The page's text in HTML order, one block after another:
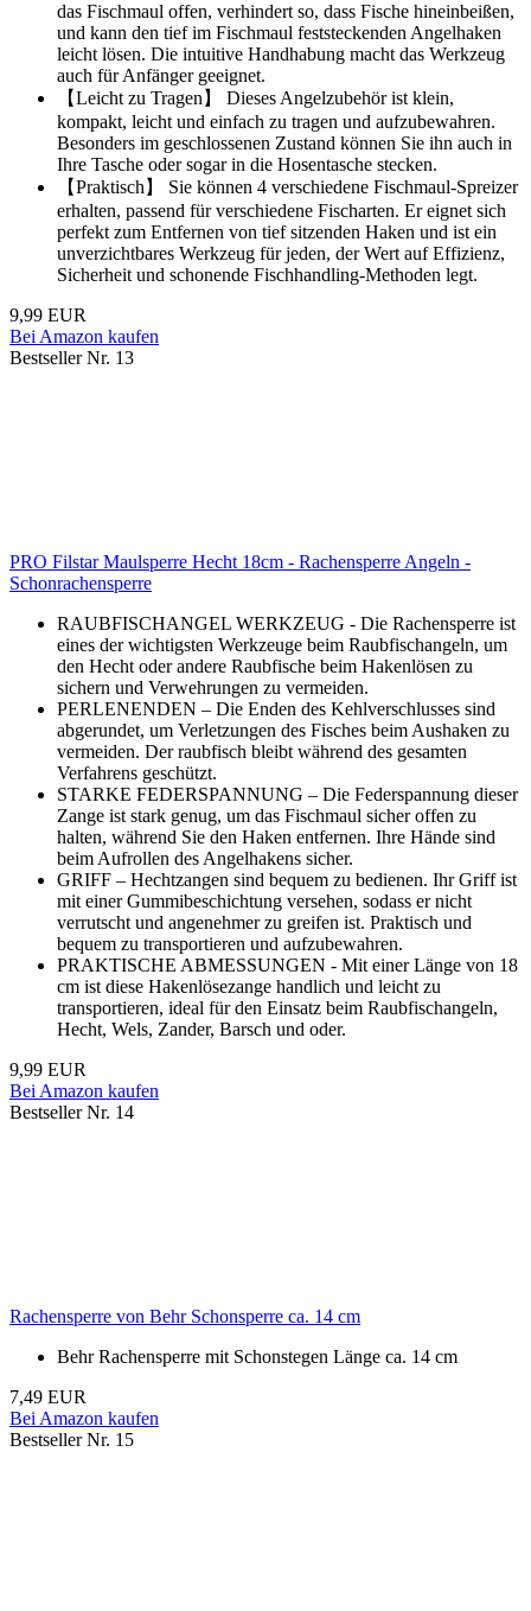
das Fischmaul offen, verhindert so, dass Fische hineinbeißen,
und kann den tief im Fischmaul feststeckenden Angelhaken
leicht lösen. Die intuitive Handhabung macht das Werkzeug
auch für Anfänger geeignet.
【Leicht zu Tragen】 Dieses Angelzubehör ist klein,
kompakt, leicht und einfach zu tragen und aufzubewahren.
Besonders im geschlossenen Zustand können Sie ihn auch in
Ihre Tasche oder sogar in die Hosentasche stecken.
【Praktisch】 Sie können 4 verschiedene Fischmaul-Spreizer
erhalten, passend für verschiedene Fischarten. Er eignet sich
perfekt zum Entfernen von tief sitzenden Haken und ist ein
unverzichtbares Werkzeug für jeden, der Wert auf Effizienz,
Sicherheit und schonende Fischhandling-Methoden legt.
9,99 EUR
Bei Amazon kaufen
Bestseller Nr. 13
PRO Filstar Maulsperre Hecht 18cm - Rachensperre Angeln -
Schonrachensperre
RAUBFISCHANGEL WERKZEUG - Die Rachensperre ist
eines der wichtigsten Werkzeuge beim Raubfischangeln, um
den Hecht oder andere Raubfische beim Hakenlösen zu
sichern und Verwehrungen zu vermeiden.
PERLENENDEN – Die Enden des Kehlverschlusses sind
abgerundet, um Verletzungen des Fisches beim Aushaken zu
vermeiden. Der raubfisch bleibt während des gesamten
Verfahrens geschützt.
STARKE FEDERSPANNUNG – Die Federspannung dieser
Zange ist stark genug, um das Fischmaul sicher offen zu
halten, während Sie den Haken entfernen. Ihre Hände sind
beim Aufrollen des Angelhakens sicher.
GRIFF – Hechtzangen sind bequem zu bedienen. Ihr Griff ist
mit einer Gummibeschichtung versehen, sodass er nicht
verrutscht und angenehmer zu greifen ist. Praktisch und
bequem zu transportieren und aufzubewahren.
PRAKTISCHE ABMESSUNGEN - Mit einer Länge von 18
cm ist diese Hakenlösezange handlich und leicht zu
transportieren, ideal für den Einsatz beim Raubfischangeln,
Hecht, Wels, Zander, Barsch und oder.
9,99 EUR
Bei Amazon kaufen
Bestseller Nr. 14
Rachensperre von Behr Schonsperre ca. 14 cm
Behr Rachensperre mit Schonstegen Länge ca. 14 cm
7,49 EUR
Bei Amazon kaufen
Bestseller Nr. 15